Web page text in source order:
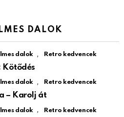
DALOK
dalok , Retro kedvencek
Kötődés
dalok , Retro kedvencek
– Karolj át
dalok , Retro kedvencek